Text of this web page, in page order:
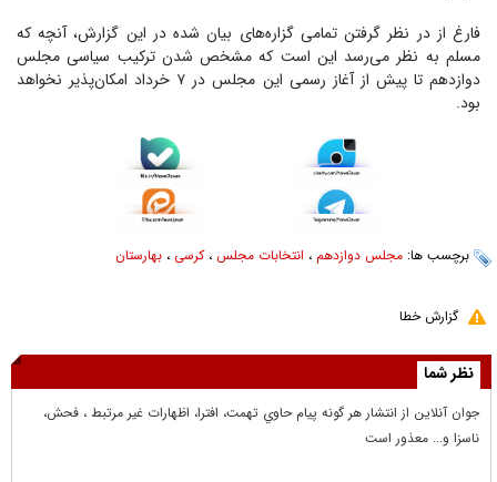
فارغ از در نظر گرفتن تمامی گزاره‌های بیان شده در این گزارش، آنچه که
مسلم به نظر می‌رسد این است که مشخص شدن ترکیب سیاسی مجلس
دوازدهم تا پیش از آغاز رسمی این مجلس در ۷ خرداد امکان‌پذیر نخواهد
بود.
برچسب ها: مجلس دوازدهم ، انتخابات مجلس ،کرسی ، بهارستان
گزارش خطا
نظر شما
جوان آنلاين از انتشار هر گونه پيام حاوي تهمت، افترا، اظهارات غير مرتبط ، فحش،
ناسزا و... معذور است